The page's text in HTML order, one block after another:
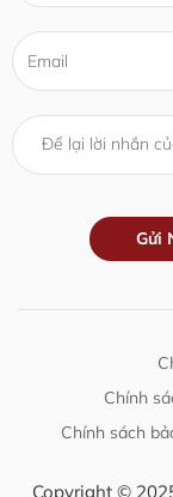
Chính
Chính sách
Copyright ©